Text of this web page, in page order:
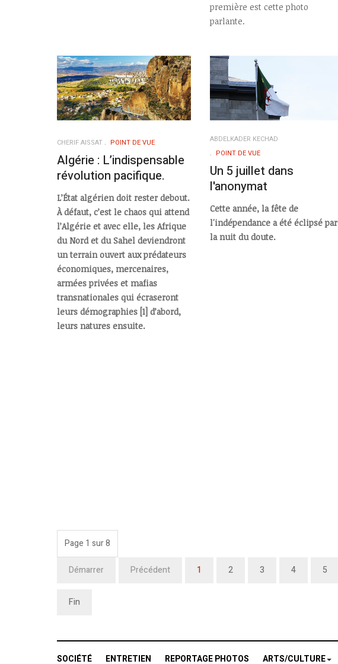
première est cette photo
parlante.
CHERIF AISSAT POINT DE VUE
Algérie : L’indispensable
révolution pacifique.
L’État algérien doit rester debout.
À défaut, c’est le chaos qui attend
l’Algérie et avec elle, les Afrique
du Nord et du Sahel deviendront
un terrain ouvert aux prédateurs
économiques, mercenaires,
armées privées et mafias
transnationales qui écraseront
leurs démographies [1] d’abord,
leurs natures ensuite.
ABDELKADER KECHAD
POINT DE VUE
Un 5 juillet dans
l'anonymat
Cette année, la fête de
l'indépendance a été éclipsé par
la nuit du doute.
Page 1 sur 8
Démarrer Précédent 1 2 3 4 5
Fin
SOCIÉTÉ ENTRETIEN REPORTAGE PHOTOS ARTS/CULTURE